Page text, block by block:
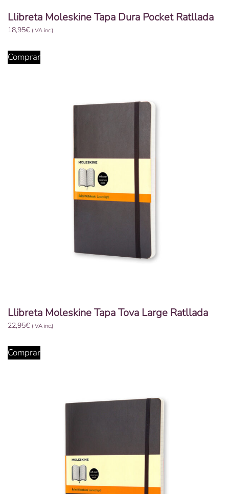
Llibreta Moleskine Tapa Dura Pocket Ratllada
18,95€ (IVA inc.)
Comprar
Llibreta Moleskine Tapa Tova Large Ratllada
22,95€ (IVA inc.)
Comprar